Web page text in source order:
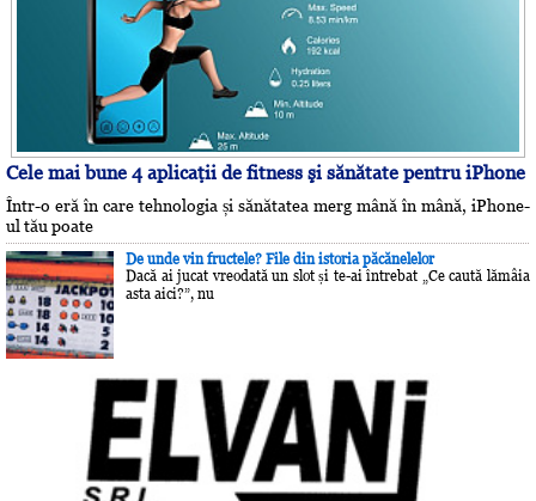
Cele mai bune 4 aplicaţii de fitness şi sănătate pentru iPhone
Într-o eră în care tehnologia și sănătatea merg mână în mână, iPhone-
ul tău poate
De unde vin fructele? File din istoria păcănelelor
Dacă ai jucat vreodată un slot și te-ai întrebat „Ce caută lămâia
asta aici?”, nu